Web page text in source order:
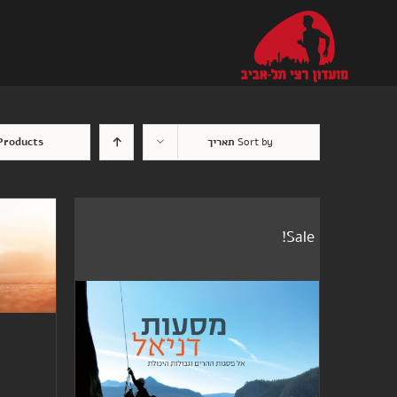
content
Sort by תאריך
Sale!